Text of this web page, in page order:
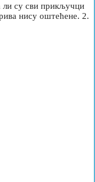
су сви прикључци
нису оштећене. 2.